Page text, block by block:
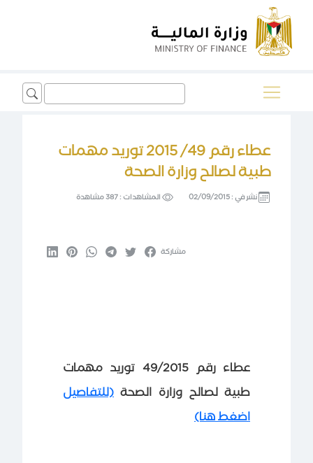
Search
for:
عطاء رقم 49/ 2015 توريد مهمات
طبية لصالح وزارة الصحة
نشر في :02/09/2015 المشاهدات :387 مشاهدة
مشاركة
عطاء رقم 49/2015 توريد مهمات
طبية لصالح وزارة الصحة (للتفاصيل
اضغط هنا)